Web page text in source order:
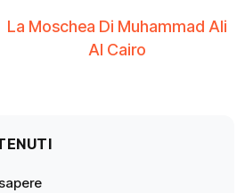
La Moschea Di Muhammad Ali
Al Cairo